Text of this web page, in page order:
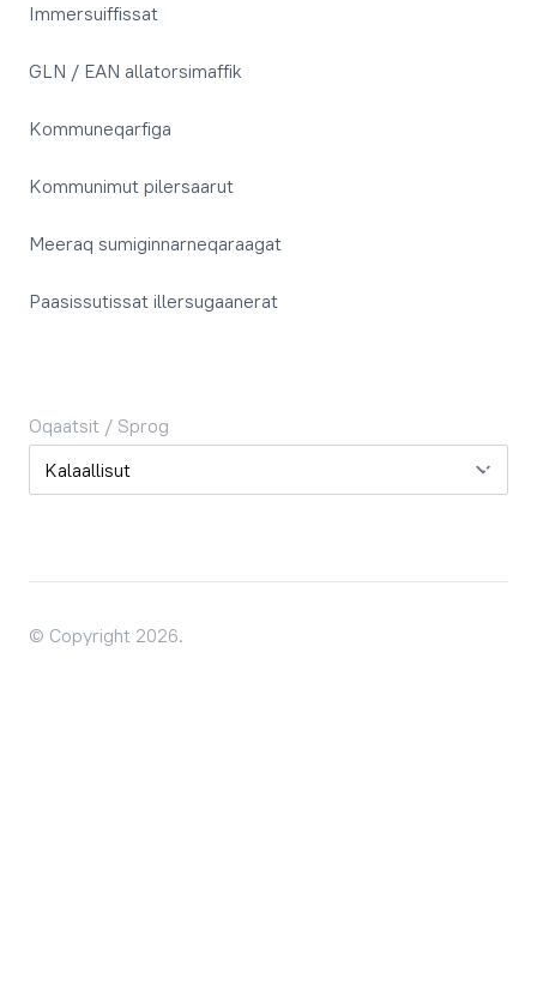
Immersuiffissat
GLN / EAN allatorsimaffik
Kommuneqarfiga
Kommunimut pilersaarut
Meeraq sumiginnarneqaraagat
Paasissutissat illersugaanerat
Oqaatsit / Sprog
Oqaatsit / Sprog
© Copyright 2026.